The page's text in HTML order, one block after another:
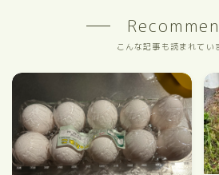
こんな記事も読まれてい